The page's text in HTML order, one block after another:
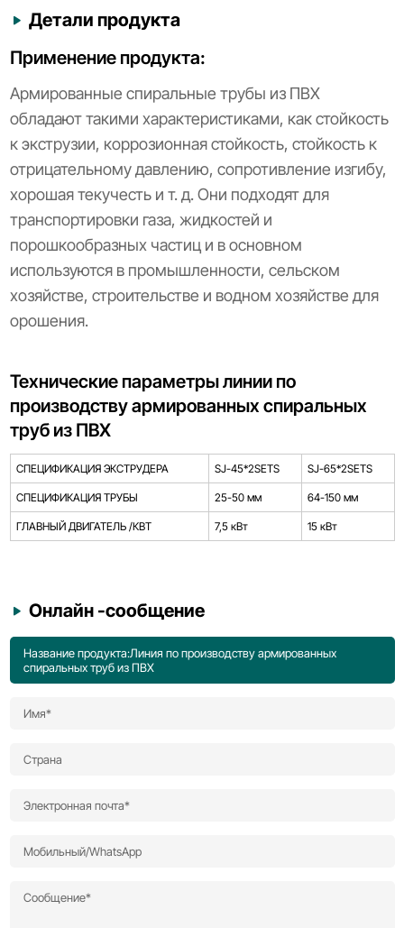
Детали продукта
Применение продукта:
Армированные спиральные трубы из ПВХ
обладают такими характеристиками, как стойкость
к экструзии, коррозионная стойкость, стойкость к
отрицательному давлению, сопротивление изгибу,
хорошая текучесть и т. д. Они подходят для
транспортировки газа, жидкостей и
порошкообразных частиц и в основном
используются в промышленности, сельском
хозяйстве, строительстве и водном хозяйстве для
орошения.
Технические параметры линии по
производству армированных спиральных
труб из ПВХ
СПЕЦИФИКАЦИЯ ЭКСТРУДЕРА SJ-45*2SETS SJ-65*2SETS
СПЕЦИФИКАЦИЯ ТРУБЫ 25-50 мм 64-150 мм
ГЛАВНЫЙ ДВИГАТЕЛЬ /КВТ 7,5 кВт 15 кВт
Онлайн -сообщение
Название продукта:Линия по производству армированных
спиральных труб из ПВХ